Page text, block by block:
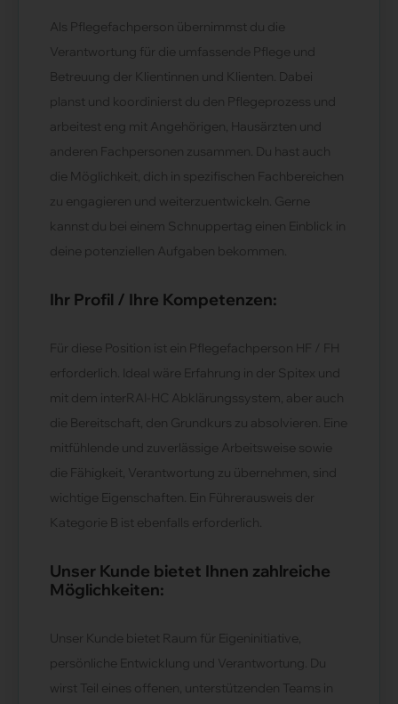
Als Pflegefachperson übernimmst du die
Verantwortung für die umfassende Pflege und
Betreuung der Klientinnen und Klienten. Dabei
planst und koordinierst du den Pflegeprozess und
arbeitest eng mit Angehörigen, Hausärzten und
anderen Fachpersonen zusammen. Du hast auch
die Möglichkeit, dich in spezifischen Fachbereichen
zu engagieren und weiterzuentwickeln. Gerne
kannst du bei einem Schnuppertag einen Einblick in
deine potenziellen Aufgaben bekommen.
Ihr Profil / Ihre Kompetenzen:
Für diese Position ist ein Pflegefachperson HF / FH
erforderlich. Ideal wäre Erfahrung in der Spitex und
mit dem interRAI-HC Abklärungssystem, aber auch
die Bereitschaft, den Grundkurs zu absolvieren. Eine
mitfühlende und zuverlässige Arbeitsweise sowie
die Fähigkeit, Verantwortung zu übernehmen, sind
wichtige Eigenschaften. Ein Führerausweis der
Kategorie B ist ebenfalls erforderlich.
Unser Kunde bietet Ihnen zahlreiche
Möglichkeiten:
Unser Kunde bietet Raum für Eigeninitiative,
persönliche Entwicklung und Verantwortung. Du
wirst Teil eines offenen, unterstützenden Teams in